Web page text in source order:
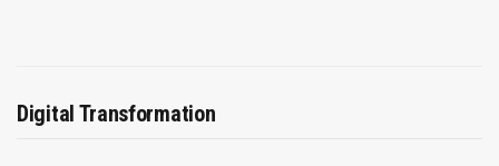
Digital Transformation